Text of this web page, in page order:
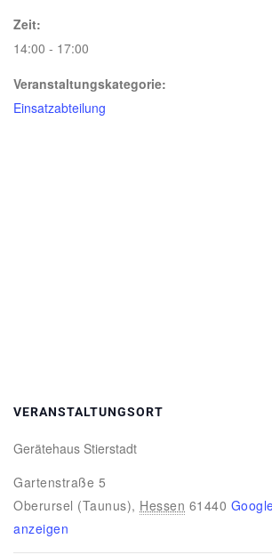
Zeit:
14:00 - 17:00
Veranstaltungskategorie:
Einsatzabteilung
VERANSTALTUNGSORT
Gerätehaus Stierstadt
Gartenstraße 5
Oberursel (Taunus), Hessen 61440
anzeigen